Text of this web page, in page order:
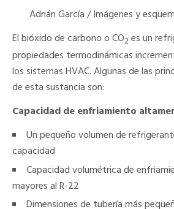
Adrián García / Imágenes y
El bióxido de carbono o CO2es un
propiedades termodinámicas
los sistemas HVAC. Algunas de las
de esta sustancia son:
Capacidad de enfriamiento
Un pequeño volumen de
capacidad
Capacidad volumétrica de
mayores al R-22
Dimensiones de tubería más